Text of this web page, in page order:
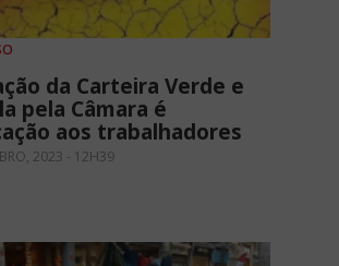
da Carteira Verde e
pela Câmara é
aos trabalhadores
2023 - 12H39